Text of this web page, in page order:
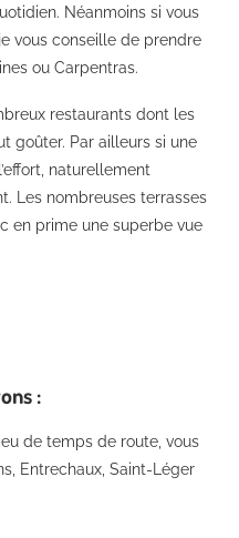
Néanmoins si vous
vous conseille de prendre
ou Carpentras.
restaurants dont les
goûter. Par ailleurs si une
naturellement
Les nombreuses terrasses
en prime une superbe vue
:
de temps de route, vous
Entrechaux, Saint-Léger